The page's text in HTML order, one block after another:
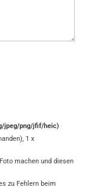
jpeg/png/jfif/heic)
1 x
machen und diesen
zu Fehlern beim